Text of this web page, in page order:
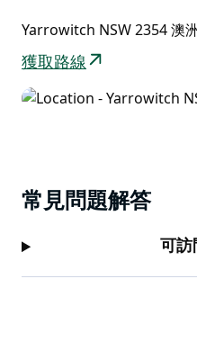
行、划船、野餐、騎自行車
浸在這片原始的自然之中。
Yarrowitch NSW 2354 澳
獲取路線
常見問題解答
可訪